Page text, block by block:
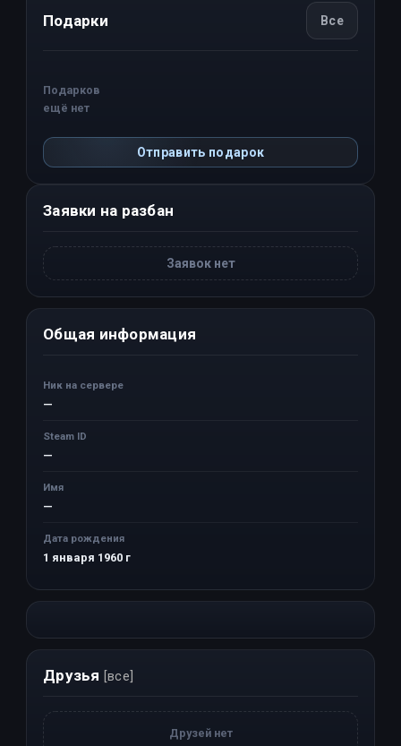
Подарки Все
Подарков
ещё нет
Отправить подарок
Заявки на разбан
Заявок нет
Общая информация
Ник на сервере
—
Steam ID
—
Имя
—
Дата рождения
1 января 1960 г
Друзья [все]
Друзей нет